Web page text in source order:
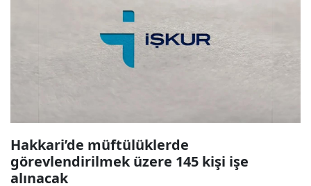
Hakkari’de müftülüklerde
görevlendirilmek üzere 145 kişi işe
alınacak